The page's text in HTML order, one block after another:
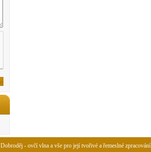
Dobroděj - ovčí vlna a vše pro její tvořivé a řemeslné zpracování